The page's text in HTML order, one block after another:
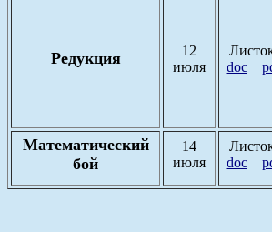
Редукция
12
июля
doc
Математический
бой
14
июля
doc